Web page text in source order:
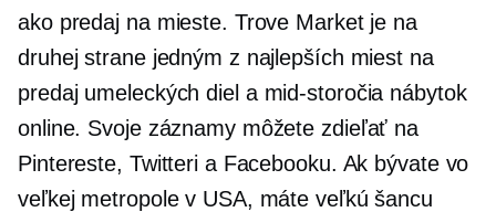
ako predaj na mieste. Trove Market je na
druhej strane jedným z najlepších miest na
predaj umeleckých diel a mid-storočia nábytok
online. Svoje záznamy môžete zdieľať na
Pintereste, Twitteri a Facebooku. Ak bývate vo
veľkej metropole v USA, máte veľkú šancu